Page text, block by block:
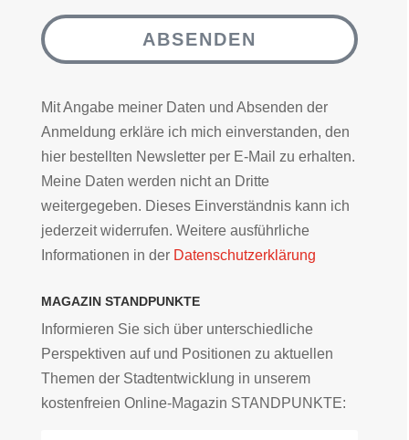
ABSENDEN
Mit Angabe meiner Daten und Absenden der
Anmeldung erkläre ich mich einverstanden, den
hier bestellten Newsletter per E-Mail zu erhalten.
Meine Daten werden nicht an Dritte
weitergegeben. Dieses Einverständnis kann ich
jederzeit widerrufen. Weitere ausführliche
Informationen in der Datenschutzerklärung
MAGAZIN STANDPUNKTE
Informieren Sie sich über unterschiedliche
Perspektiven auf und Positionen zu aktuellen
Themen der Stadtentwicklung in unserem
kostenfreien Online-Magazin STANDPUNKTE: